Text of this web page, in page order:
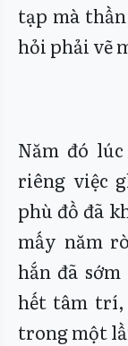
tạp mà
hỏi phải vẽ
Năm đó
riêng việc
phù đồ đã
mấy năm
hắn đã
hết tâm trí,
trong một